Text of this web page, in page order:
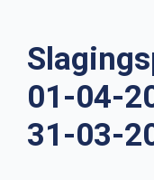
01-04-
31-03-